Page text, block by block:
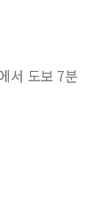
서 도보 7분